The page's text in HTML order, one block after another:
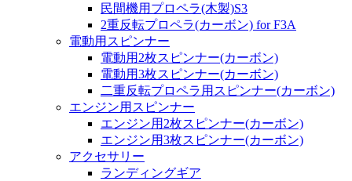
民間機用プロペラ(木製)S3
2重反転プロペラ(カーボン) for F3A
電動用スピンナー
電動用2枚スピンナー(カーボン)
電動用3枚スピンナー(カーボン)
二重反転プロペラ用スピンナー(カーボン)
エンジン用スピンナー
エンジン用2枚スピンナー(カーボン)
エンジン用3枚スピンナー(カーボン)
アクセサリー
ランディングギア